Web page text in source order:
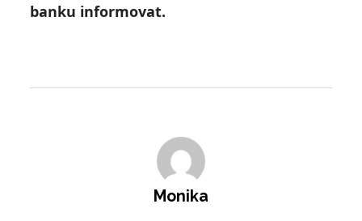
banku informovat.
Monika